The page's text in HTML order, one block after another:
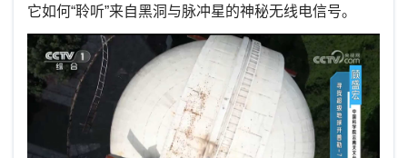
它如何“聆听”来自黑洞与脉冲星的神秘无线电信号。